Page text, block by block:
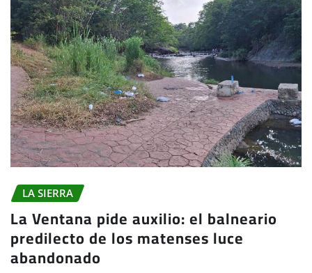
LA SIERRA
La Ventana pide auxilio: el balneario
predilecto de los matenses luce
abandonado